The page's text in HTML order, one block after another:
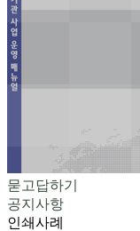
묻고답하기
공지사항
인쇄사례